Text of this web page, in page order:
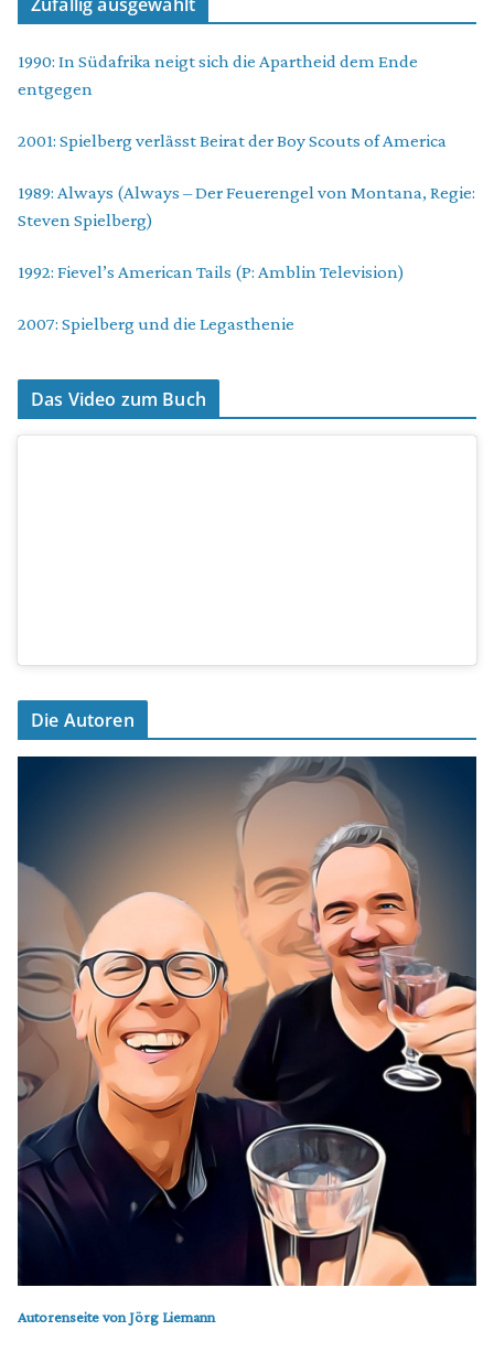
1990: In Südafrika neigt sich die Apartheid dem Ende
entgegen
2001: Spielberg verlässt Beirat der Boy Scouts of America
1989: Always (Always – Der Feuerengel von Montana, Regie:
Steven Spielberg)
1992: Fievel’s American Tails (P: Amblin Television)
2007: Spielberg und die Legasthenie
Das Video zum Buch
Die Autoren
Autorenseite von Jörg Liemann